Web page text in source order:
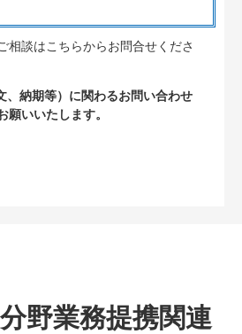
相談はこちらからお問合せくださ
納期等）に関わるお問い合わせ
願いいたします。
野業務提携関連